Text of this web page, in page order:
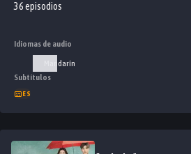
36 episodios
Idiomas de audio
Mandarín
Subtítulos
ES